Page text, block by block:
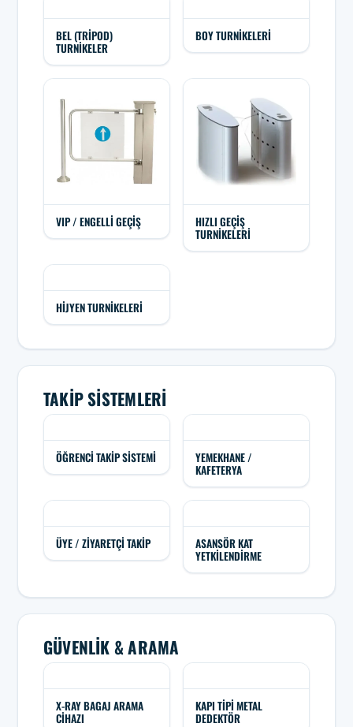
BEL (TRIPOD)
TURNIKELER
BOY TURNIKELERI
VIP / ENGELLI GEÇIŞ
HIZLI GEÇIŞ
TURNIKELERI
HIJYEN TURNIKELERI
TAKIP SISTEMLERI
ÖĞRENCI TAKIP SISTEMI
YEMEKHANE /
KAFETERYA
ÜYE / ZIYARETÇI TAKIP
ASANSÖR KAT
YETKILENDIRME
GÜVENLIK & ARAMA
X-RAY BAGAJ ARAMA
CIHAZI
KAPI TIPI METAL
DEDEKTÖR